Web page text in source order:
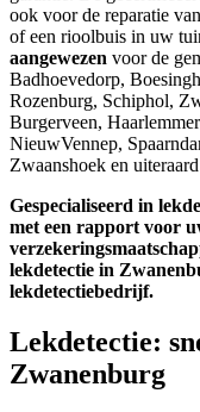
ook voor de reparatie
of een rioolbuis in uw
aangewezen voor de
Badhoevedorp,
Rozenburg, Schiphol,
Burgerveen,
NieuwVennep,
Zwaanshoek en uiteraard
Gespecialiseerd in
met een rapport voor
lekdetectie in
lekdetectiebedrijf.
Lekdetectie:
Zwanenburg